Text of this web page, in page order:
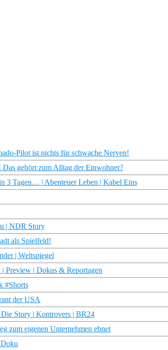
Pilot ist nichts für schwache Nerven!
gehört zum Alltag der Einwohner?
3 Tagen… | Abenteuer Leben | Kabel Eins
| NDR Story
als Spielfeld!
| Weltspiegel
Preview | Dokus & Reportagen
#Shorts
der USA
Story | Kontrovers | BR24
zum eigenen Unternehmen ebnet